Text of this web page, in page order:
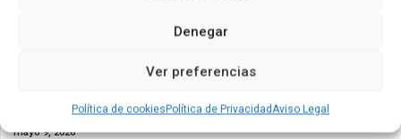
Denegar
Ver preferencias
Política de cookiesPolítica de PrivacidadAviso Legal
Nuevos contenedores de 53ft para América
mayo 9, 2026